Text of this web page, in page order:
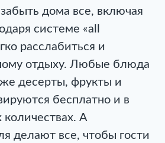
дома все, включая
системе «all
расслабиться и
отдыху. Любые блюда
десерты, фрукты и
бесплатно и в
количествах. А
делают все, чтобы гости